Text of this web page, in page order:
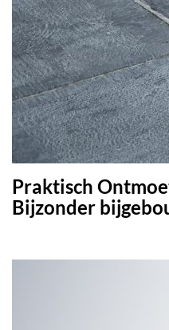
Praktisch
Bijzonder